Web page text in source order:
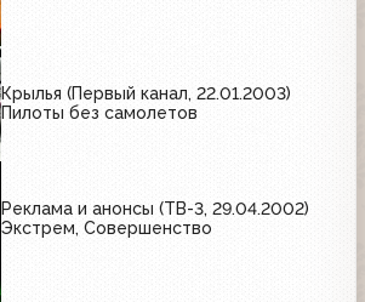
Крылья (Первый канал, 22.01.2003)
Пилоты без самолетов
Реклама и анонсы (ТВ-3, 29.04.2002)
Экстрем, Совершенство